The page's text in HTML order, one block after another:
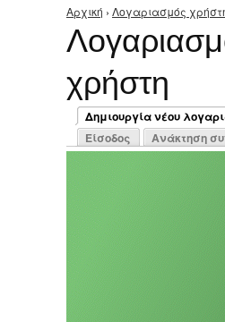
Είστε εδώ
Αρχική › Λογαριασμός
χρήστη
Πρωτεύουσες
Δημιουργία νέου
(ενεργή καρτέλα)
Είσοδος Ανάκτηση